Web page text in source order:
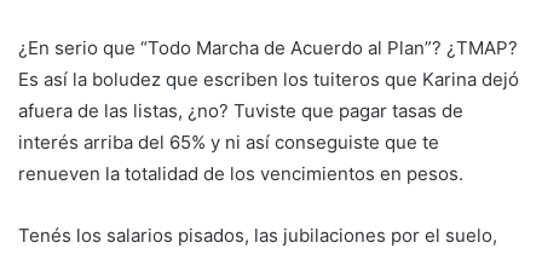
¿En serio que “Todo Marcha de Acuerdo al Plan”? ¿TMAP?
Es así la boludez que escriben los tuiteros que Karina dejó
afuera de las listas, ¿no? Tuviste que pagar tasas de
interés arriba del 65% y ni así conseguiste que te
renueven la totalidad de los vencimientos en pesos.
Tenés los salarios pisados, las jubilaciones por el suelo,